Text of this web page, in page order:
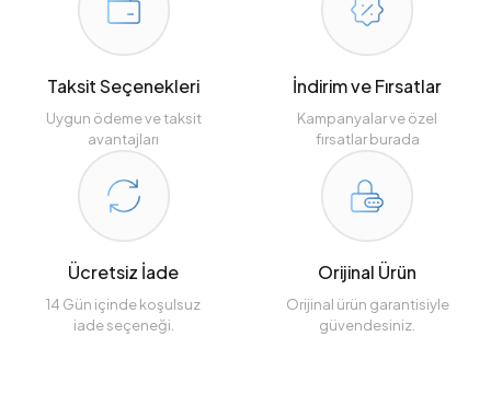
Taksit Seçenekleri
Uygun ödeme ve taksit
avantajları
İndirim ve Fırsatlar
Kampanyalar ve özel
fırsatlar burada
Ücretsiz İade
14 Gün içinde koşulsuz
iade seçeneği.
Orijinal Ürün
Orijinal ürün garantisiyle
güvendesiniz.